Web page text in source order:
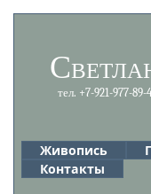
тел. +7-921-977-
Живопись
Контакты